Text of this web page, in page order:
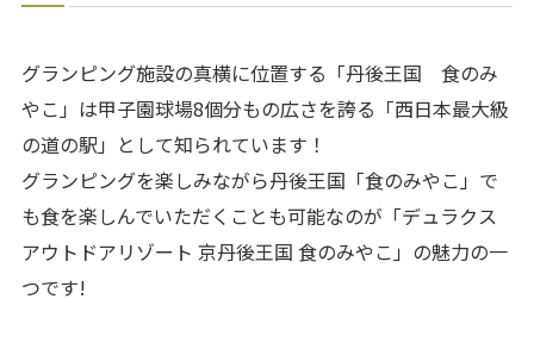
グランピング施設の真横に位置する「丹後王国 食のみ
やこ」は甲子園球場8個分もの広さを誇る「西日本最大級
の道の駅」として知られています！
グランピングを楽しみながら丹後王国「食のみやこ」で
も食を楽しんでいただくことも可能なのが「デュラクス
アウトドアリゾート 京丹後王国 食のみやこ」の魅力の一
つです!